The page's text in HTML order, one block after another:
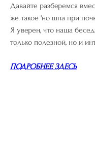
Давайте разберемся
же такое 'но шпа при
Я уверен, что наша
только полезной, но и
ПОДРОБНЕЕ ЗДЕСЬ